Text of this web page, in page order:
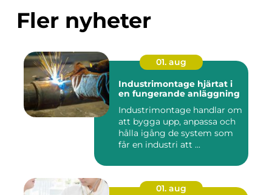
Fler nyheter
01. aug
Industrimontage hjärtat i
en fungerande anläggning
Industrimontage handlar om
att bygga upp, anpassa och
hålla igång de system som
får en industri att ...
01. aug